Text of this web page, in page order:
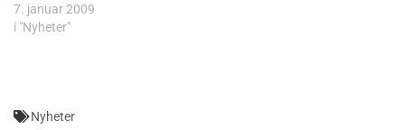
7. januar 2009
i "Nyheter"
Nyheter